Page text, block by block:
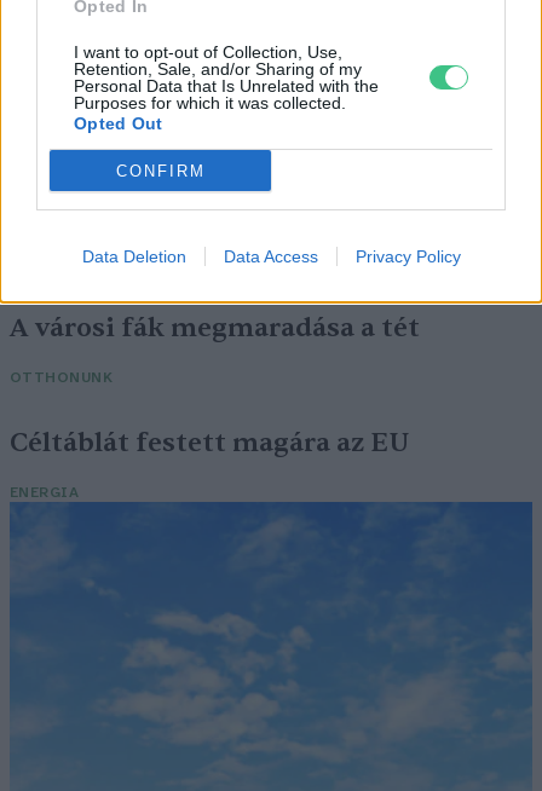
Opted In
I want to opt-out of Collection, Use,
Retention, Sale, and/or Sharing of my
Personal Data that Is Unrelated with the
Purposes for which it was collected.
Opted Out
CONFIRM
Data Deletion Data Access Privacy Policy
Az alacsony vízszintnél durvább dolgok
is történhetnek egy folyóval
A városi fák megmaradása a tét
OTTHONUNK
Céltáblát festett magára az EU
ENERGIA